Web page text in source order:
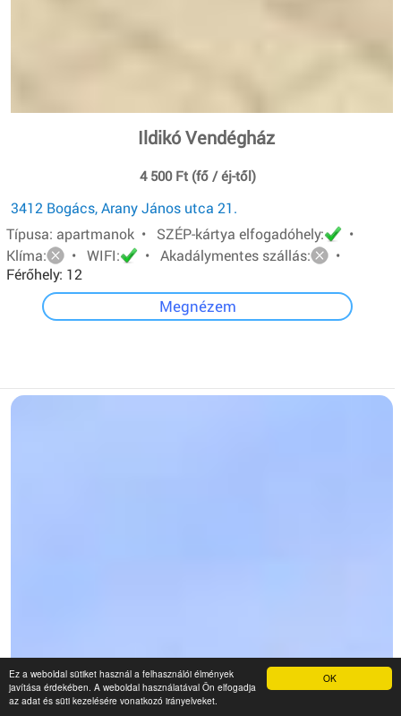
OK
Ez a weboldal sütiket használ a felhasználói élmények
javítása érdekében. A weboldal használatával Ön elfogadja
az adat és süti kezelésére vonatkozó irányelveket.
Ildikó Vendégház
4 500 Ft (fő / éj-től)
3412 Bogács, Arany János utca 21.
Típusa: apartmanok • SZÉP-kártya elfogadóhely:
•
Klíma:
• WIFI: • Akadálymentes szállás:
•
Férőhely: 12
Megnézem